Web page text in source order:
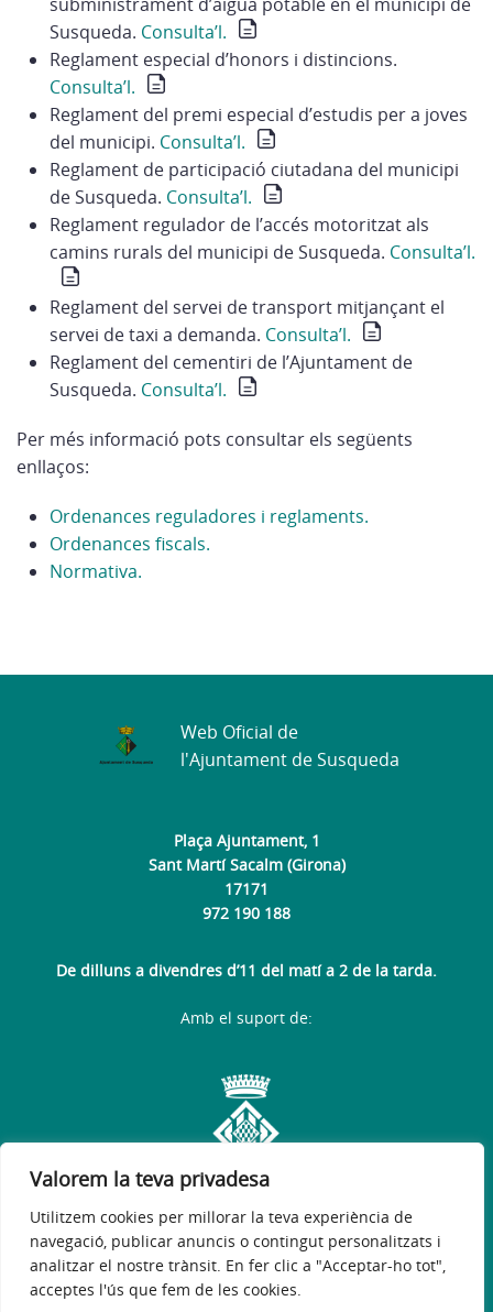
Valorem la teva privadesa
Utilitzem cookies per millorar la teva experiència de
navegació, publicar anuncis o contingut personalitzats i
analitzar el nostre trànsit. En fer clic a "Acceptar-ho tot",
acceptes l'ús que fem de les cookies.
Susqueda. Consulta’l.
Reglament especial d’honors i distincions.
Consulta’l.
Reglament del premi especial d’estudis per a joves
del municipi. Consulta’l.
Reglament de participació ciutadana del municipi
de Susqueda. Consulta’l.
Reglament regulador de l’accés motoritzat als
camins rurals del municipi de Susqueda. Consulta’l.
Reglament del servei de transport mitjançant el
servei de taxi a demanda. Consulta’l.
Reglament del cementiri de l’Ajuntament de
Susqueda. Consulta’l.
Per més informació pots consultar els següents
enllaços:
Ordenances reguladores i reglaments.
Ordenances fiscals.
Normativa.
Plaça Ajuntament, 1
Sant Martí Sacalm (Girona)
17171
972 190 188
De dilluns a divendres d’11 del matí a 2 de la tarda.
Web Oficial de
l'Ajuntament de Susqueda
Avís legal Política de privacitat
Amb el suport de: